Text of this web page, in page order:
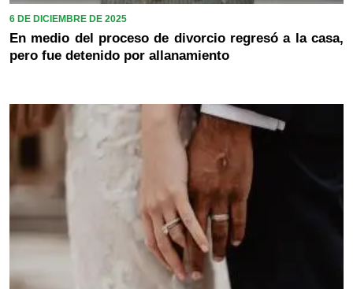
6 DE DICIEMBRE DE 2025
En medio del proceso de divorcio regresó a la casa,
pero fue detenido por allanamiento